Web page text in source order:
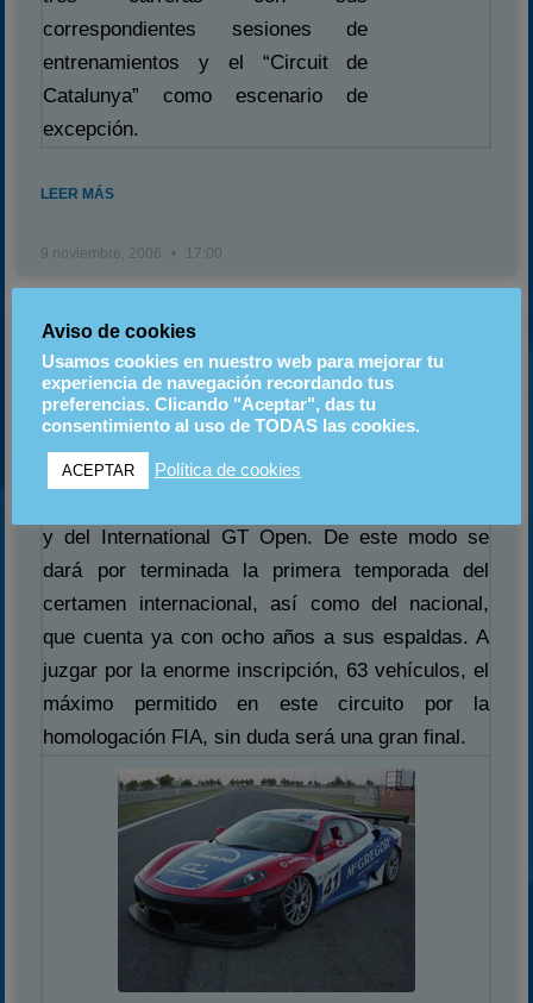
correspondientes sesiones de
entrenamientos y el “Circuit de
Catalunya” como escenario de
excepción.
LEER MÁS
9 noviembre, 2006 17:00
INTERNATIONAL GT OPEN Y
CAMPEONATO DE ESPAÑA DE GT
El Circuito de Cataluña acogerá este fin de
y del International GT Open. De este modo se
dará por terminada la primera temporada del
certamen internacional, así como del nacional,
que cuenta ya con ocho años a sus espaldas. A
juzgar por la enorme inscripción, 63 vehículos, el
máximo permitido en este circuito por la
homologación FIA, sin duda será una gran final.
Aviso de cookies
Usamos cookies en nuestro web para mejorar tu
experiencia de navegación recordando tus
preferencias. Clicando "Aceptar", das tu
consentimiento al uso de TODAS las cookies.
ACEPTAR Política de cookies